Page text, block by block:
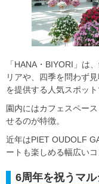
「HANA・BIYORI」は
リアや、四季を問わず
を提供する人気スポット
園内にはカフェスペー
せるのが特徴。
近年はPIET OUDOLF
ートも楽しめる幅広い
6周年を祝うマ